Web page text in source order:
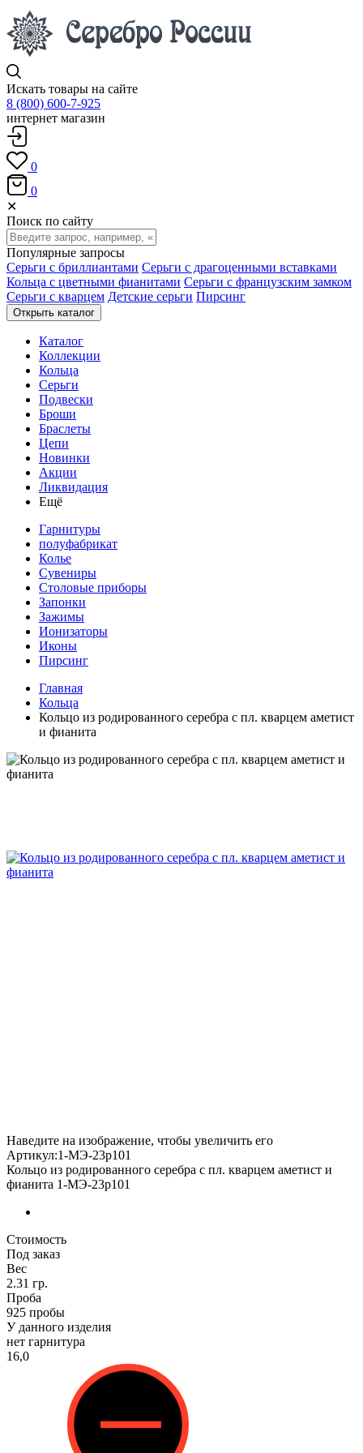
Искать товары на сайте
8 (800) 600-7-925
интернет магазин
0
0
✕
Поиск по сайту
Популярные запросы
Серьги с бриллиантами Серьги с драгоценными вставками
Кольца с цветными фианитами Серьги с французским замком
Серьги с кварцем Детские серьги Пирсинг
Открыть каталог
Каталог
Коллекции
Кольца
Серьги
Подвески
Броши
Браслеты
Цепи
Новинки
Акции
Ликвидация
Ещё
Гарнитуры
полуфабрикат
Колье
Сувениры
Столовые приборы
Запонки
Зажимы
Ионизаторы
Иконы
Пирсинг
Главная
Кольца
Кольцо из родированного серебра с пл. кварцем аметист
и фианита
Наведите на изображение, чтобы увеличить его
Артикул:1-МЭ-23р101
Кольцо из родированного серебра с пл. кварцем аметист и
фианита 1-МЭ-23р101
Стоимость
Под заказ
Вес
2.31 гр.
Проба
925 пробы
У данного изделия
нет гарнитура
16,0